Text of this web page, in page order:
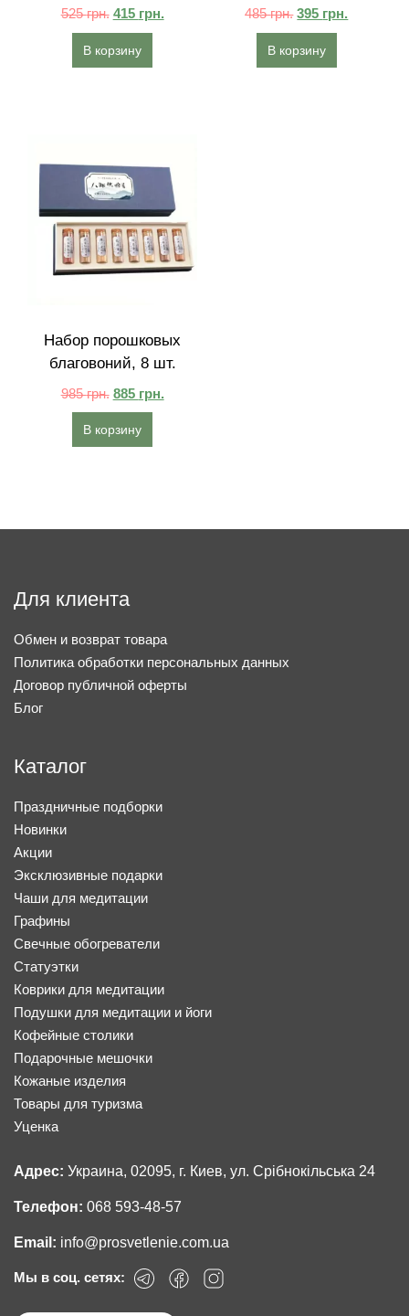
525грн. 415 грн.
В корзину
485грн. 395 грн.
В корзину
Набор порошковых
благовоний, 8 шт.
985грн. 885 грн.
В корзину
Для клиента
Обмен и возврат товара
Политика обработки персональных данных
Договор публичной оферты
Блог
Каталог
Праздничные подборки
Новинки
Акции
Эксклюзивные подарки
Чаши для медитации
Графины
Свечные обогреватели
Статуэтки
Коврики для медитации
Подушки для медитации и йоги
Кофейные столики
Подарочные мешочки
Кожаные изделия
Товары для туризма
Уценка
Адрес: Украина, 02095, г. Киев, ул. Срібнокільська 24
Телефон: 068 593-48-57
Email: info@prosvetlenie.com.ua
Мы в соц. сетях: